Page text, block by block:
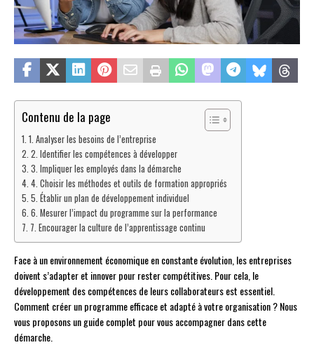
Contenu de la page
1. Analyser les besoins de l’entreprise
2. Identifier les compétences à développer
3. Impliquer les employés dans la démarche
4. Choisir les méthodes et outils de formation appropriés
5. Établir un plan de développement individuel
6. Mesurer l’impact du programme sur la performance
7. Encourager la culture de l’apprentissage continu
Face à un environnement économique en constante évolution, les entreprises
doivent s’adapter et innover pour rester compétitives. Pour cela, le
développement des compétences de leurs collaborateurs est essentiel.
Comment créer un programme efficace et adapté à votre organisation ? Nous
vous proposons un guide complet pour vous accompagner dans cette
démarche.